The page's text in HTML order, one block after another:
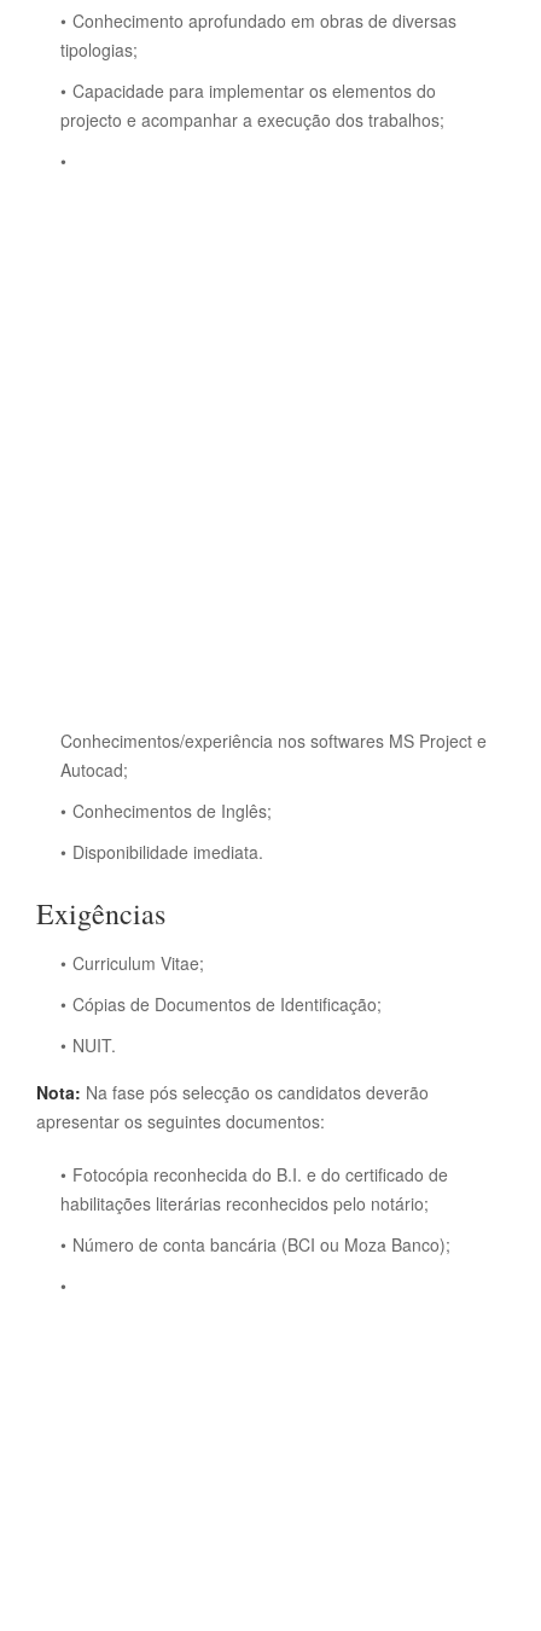
Conhecimento aprofundado em obras de diversas
tipologias;
Capacidade para implementar os elementos do
projecto e acompanhar a execução dos trabalhos;
Conhecimentos/experiência nos softwares MS Project e
Autocad;
Conhecimentos de Inglês;
Disponibilidade imediata.
Exigências
Curriculum Vitae;
Cópias de Documentos de Identificação;
NUIT.
Nota: Na fase pós selecção os candidatos deverão
apresentar os seguintes documentos:
Fotocópia reconhecida do B.I. e do certificado de
habilitações literárias reconhecidos pelo notário;
Número de conta bancária (BCI ou Moza Banco);